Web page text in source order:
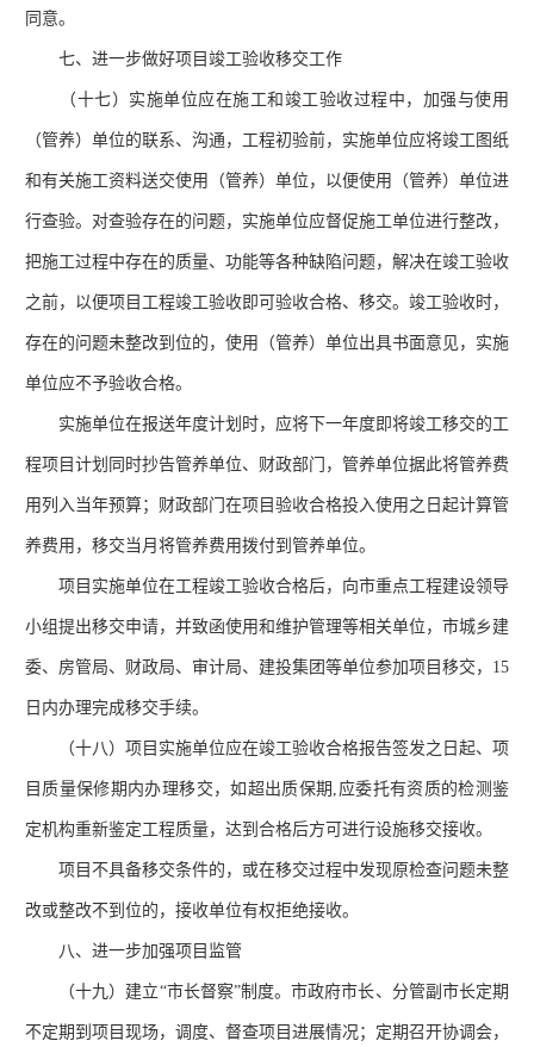
同意。
七、进一步做好项目竣工验收移交工作
（十七）实施单位应在施工和竣工验收过程中，加强与使用
（管养）单位的联系、沟通，工程初验前，实施单位应将竣工图纸
和有关施工资料送交使用（管养）单位，以便使用（管养）单位进
行查验。对查验存在的问题，实施单位应督促施工单位进行整改，
把施工过程中存在的质量、功能等各种缺陷问题，解决在竣工验收
之前，以便项目工程竣工验收即可验收合格、移交。竣工验收时，
存在的问题未整改到位的，使用（管养）单位出具书面意见，实施
单位应不予验收合格。
实施单位在报送年度计划时，应将下一年度即将竣工移交的工
程项目计划同时抄告管养单位、财政部门，管养单位据此将管养费
用列入当年预算；财政部门在项目验收合格投入使用之日起计算管
养费用，移交当月将管养费用拨付到管养单位。
项目实施单位在工程竣工验收合格后，向市重点工程建设领导
小组提出移交申请，并致函使用和维护管理等相关单位，市城乡建
委、房管局、财政局、审计局、建投集团等单位参加项目移交， 15
日内办理完成移交手续。
（十八）项目实施单位应在竣工验收合格报告签发之日起、项
目质量保修期内办理移交，如超出质保期 ,应委托有资质的检测鉴
定机构重新鉴定工程质量，达到合格后方可进行设施移交接收。
项目不具备移交条件的，或在移交过程中发现原检查问题未整
改或整改不到位的，接收单位有权拒绝接收。
八、进一步加强项目监管
（十九）建立“市长督察”制度。市政府市长、分管副市长定期
不定期到项目现场，调度、督查项目进展情况；定期召开协调会，